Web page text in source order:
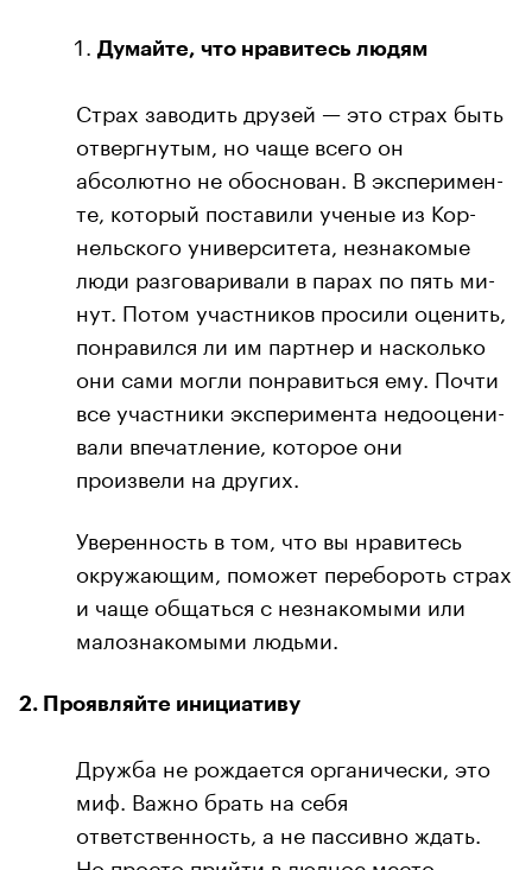
Ду­май­те, что нра­ви­тесь лю­дям
Страх заводить друзей — это страх быть
отвергнутым, но чаще всего он
абсолютно не обоснован. В экс­пе­ри­мен­
те, ко­то­рый по­ста­ви­ли уче­ные из Кор­
нель­ско­го уни­вер­си­те­та, незна­ко­мые
люди раз­го­ва­ри­ва­ли в па­рах по пять ми­
нут. По­том участников про­си­ли оце­нить,
по­нра­вил­ся ли им парт­нер и на­сколь­ко
они сами могли понравиться ему. Почти
все участники эксперимента недо­оце­ни­
ва­ли впечатление, которое они
произвели на других.
Уверенность в том, что вы нравитесь
окружающим, поможет перебороть страх
и чаще общаться с незнакомыми или
малознакомыми людьми.
2. Проявляйте инициативу
Дружба не рождается органически, это
миф. Важно брать на себя
ответственность, а не пассивно ждать.